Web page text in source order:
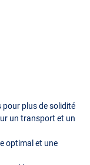
pour plus de solidité
un transport et un
optimal et une